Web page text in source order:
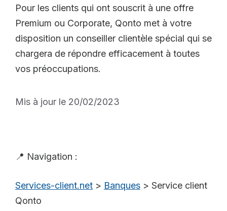
Pour les clients qui ont souscrit à une offre
Premium ou Corporate, Qonto met à votre
disposition un conseiller clientèle spécial qui se
chargera de répondre efficacement à toutes
vos préoccupations.
Mis à jour le 20/02/2023
📍 Navigation :
Services-client.net > Banques > Service client
Qonto